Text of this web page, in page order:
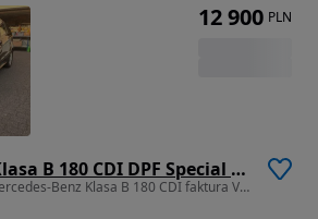
Mercedes-Benz Klasa B 180 CDI DPF Special Edition
1991 cm3 • 109 KM • Mercedes-Benz Klasa B 180 CDI faktura VAT cena brutto
12 900 PLN